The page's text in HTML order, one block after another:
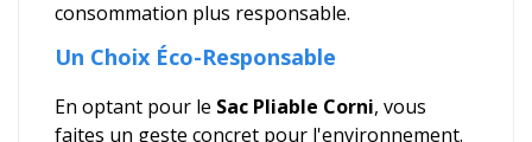
consommation plus responsable.
Un Choix Éco-Responsable
En optant pour le Sac Pliable Corni, vous
faites un geste concret pour l'environnement.